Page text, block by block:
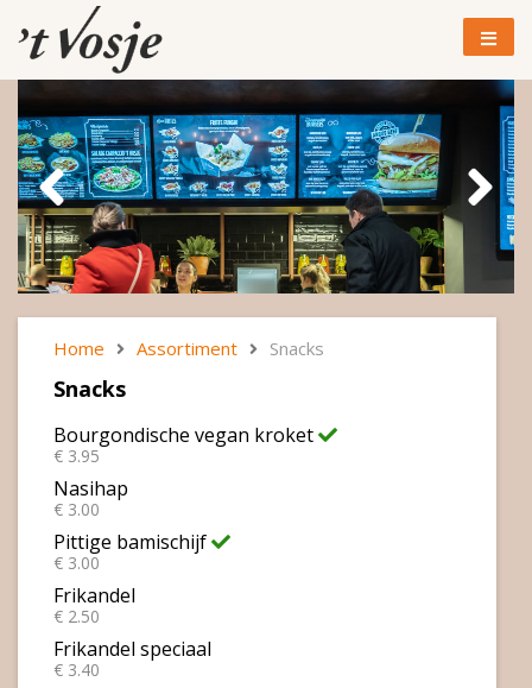
Home Assortiment Snacks
Snacks
Bourgondische vegan kroket
€ 3.95
Nasihap
€ 3.00
Pittige bamischijf
€ 3.00
Frikandel
€ 2.50
Frikandel speciaal
€ 3.40